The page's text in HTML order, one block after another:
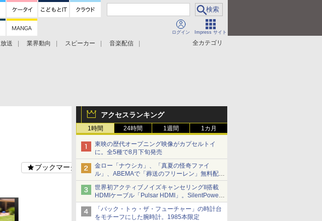
ログイン Impress サイト
全カテゴリ
放送 業界動向 スピーカー
音楽配信
アクセスランキング
1時間 24時間 1週間 1カ月
東映の歴代オープニング映像がカプセルトイ
に。全5種で8月下旬発売
金ロー「ナウシカ」、「真夏の怪奇ファイ
ル」、ABEMAで「葬送のフリーレン」無料配信
など。夏の特番・配信情報
世界初アクティブノイズキャンセリングII搭載
HDMIケーブル「Pulsar HDMI」。SilentPower
から
「バック・トゥ・ザ・フューチャー」の時計台
をモチーフにした腕時計。1985本限定
ブックマーク